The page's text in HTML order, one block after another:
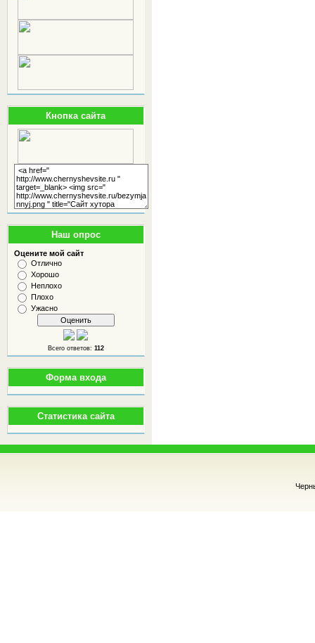
Кнопка сайта
Наш опрос
Оцените мой сайт
Отлично
Хорошо
Неплохо
Плохо
Ужасно
Всего ответов: 112
Форма входа
Статистика сайта